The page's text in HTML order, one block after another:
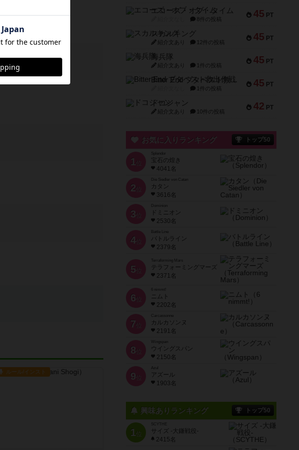
ルール/インスト
45 PT
エコーズ・オブ・タイム
8件の投稿
45 PT
スカルキング
紹介文あり 12件の投稿
45 PT
海兵隊
紹介文あり 1件の投稿
45 PT
Bitter End ブタペスト救出作戦
1件の投稿
42 PT
ドコジャン
紹介文あり 10件の投稿
お気に入りランキング トップ50
1 位
宝石の煌き
4041名
2 位
Die Siedler von Catan
カタン
3616名
3 位
ドミニオン
2530名
4位
Battle Line
バトルライン
2379名
5 位
Terraforming Mars
テラフォーミングマーズ
2371名
6 位
ニムト
2202名
7 位
Carcassonne
カルカソンヌ
2191名
8 位
Wingspan
ウイングスパン
2150名
9 位
Azul
アズール
1903名
興味ありランキング トップ50
1位
SCYTHE
サイズ -大鎌戦役-
2415名